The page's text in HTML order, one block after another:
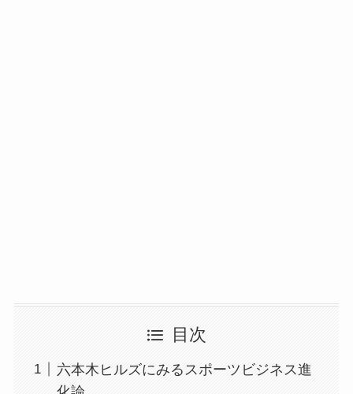
目次
六本木ヒルズにみるスポーツビジネス進